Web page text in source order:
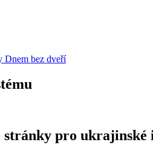
Dnem bez dveří
stránky pro ukrajinské